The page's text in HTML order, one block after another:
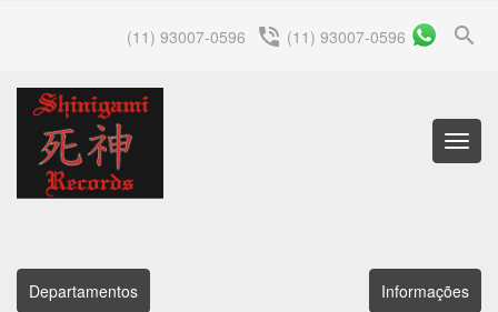
search
(11) 93007-0596 phone_in_talk (11) 93007-0596
Menu
Departamentos Informações